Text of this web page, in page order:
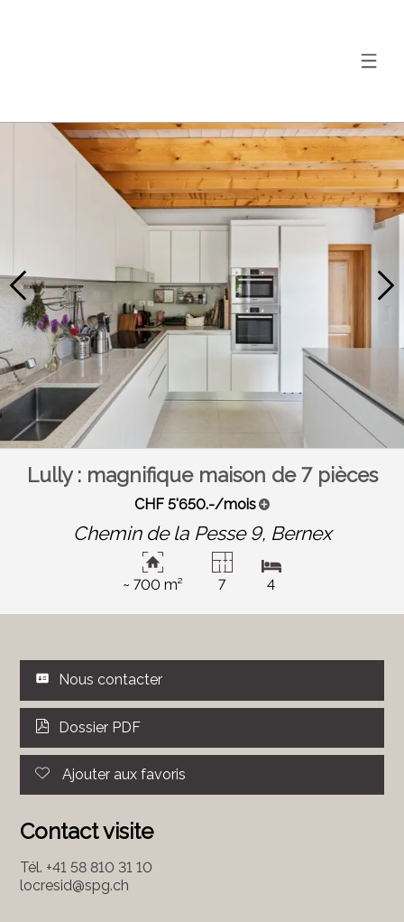
Lully : magnifique maison de 7 pièces
CHF 5'650.-/mois
Chemin de la Pesse 9, Bernex
~ 700 m² 7 4
Nous contacter
Dossier PDF
Ajouter aux favoris
Contact visite
Tél. +41 58 810 31 10
locresid@spg.ch